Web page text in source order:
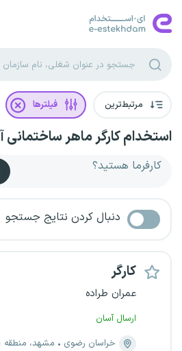
مرتبط‌ترین فیلترها
استخدام کارگر ماهر ساختمانی
کارفرما هستید؟
دنبال کردن نتایج جستجو
کارگر
عمران طراده
ارسال آسان
خراسان رضوی
مشهد، منطقه ۱، سناباد